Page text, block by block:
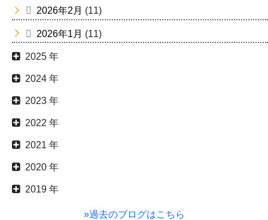
2026年2月 (11)
2026年1月 (11)
2025 年
2024 年
2023 年
2022 年
2021 年
2020 年
2019 年
»過去のブログはこちら